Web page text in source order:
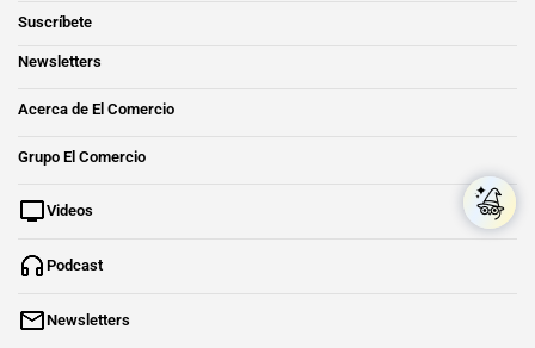
Suscríbete
Newsletters
Acerca de El Comercio
Grupo El Comercio
Videos
Podcast
Newsletters